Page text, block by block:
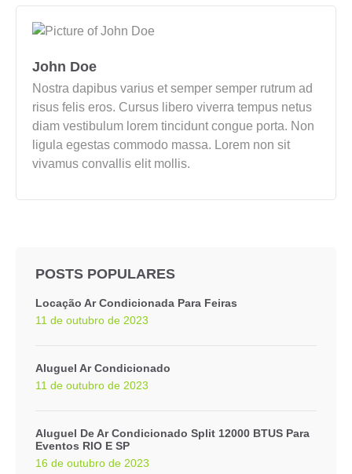
John Doe
Nostra dapibus varius et semper semper rutrum ad
risus felis eros. Cursus libero viverra tempus netus
diam vestibulum lorem tincidunt congue porta. Non
ligula egestas commodo massa. Lorem non sit
vivamus convallis elit mollis.
POSTS POPULARES
Locação Ar Condicionada Para Feiras
11 de outubro de 2023
Aluguel Ar Condicionado
11 de outubro de 2023
Aluguel De Ar Condicionado Split 12000 BTUS Para
Eventos RIO E SP
16 de outubro de 2023